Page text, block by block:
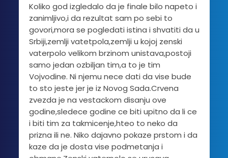
Koliko god izgledalo da je finale bilo napeto i
zanimljivo,i da rezultat sam po sebi to
govori,mora se pogledati istina i shvatiti da u
Srbiji,zemlji vatetpola,zemlji u kojoj zenski
vaterpolo velikom brzinom unistava,postoji
samo jedan ozbiljan tim,a to je tim
Vojvodine. Ni njemu nece dati da vise bude
to sto jeste jer je iz Novog Sada.Crvena
zvezda je na vestackom disanju ove
godine,sledece godine ce biti upitno da li ce
i biti tim za takmicenje,hteo to neko da
prizna ili ne. Niko dajavno pokaze prstom i da
kaze da je dosta vise podmetanja i